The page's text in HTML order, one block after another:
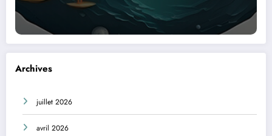
Archives
juillet 2026
avril 2026